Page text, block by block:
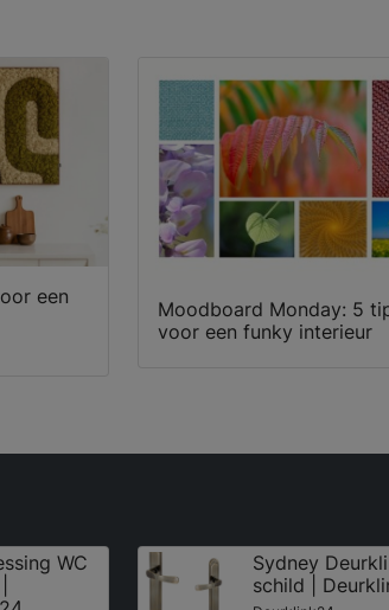
een
Moodboard Monday: 5
voor een funky interieur
WC
Sydney
schild |